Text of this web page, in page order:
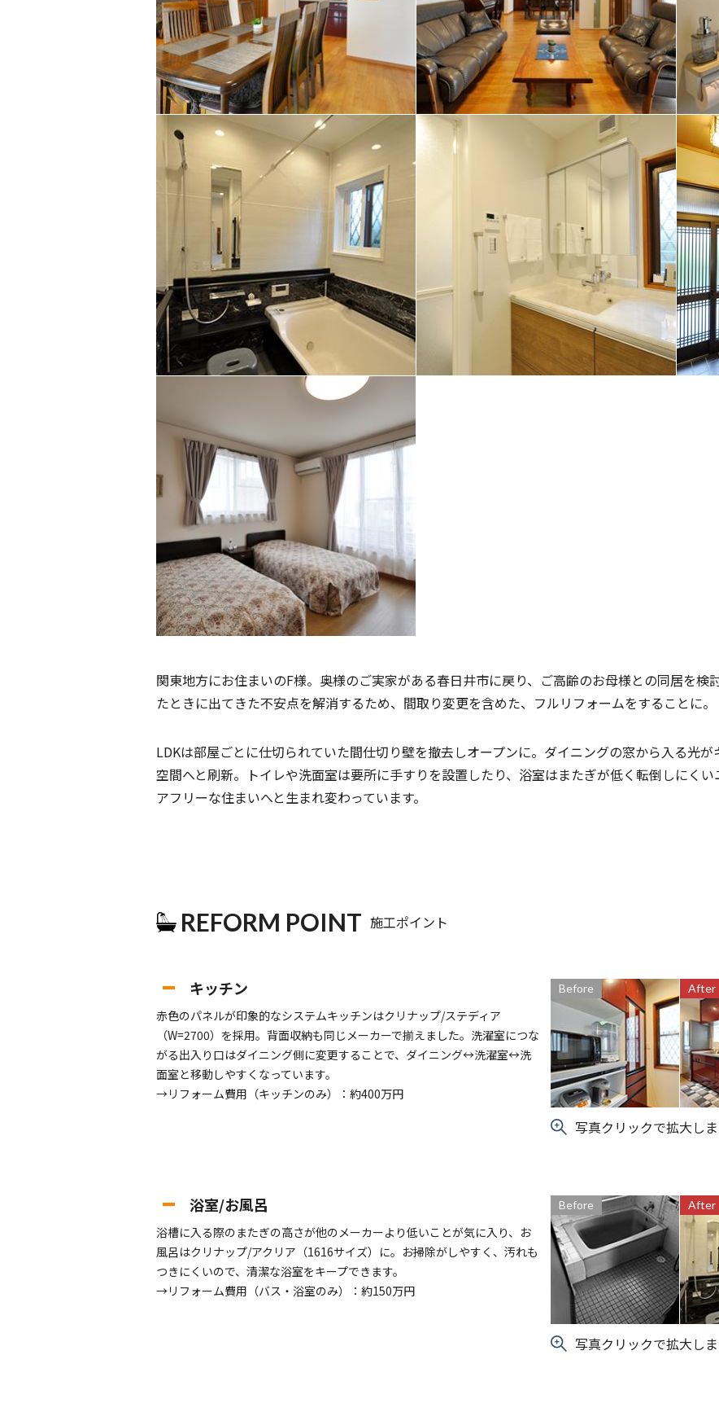
関東地方にお住まいのF様。奥様のご実家がある春日井市に戻り、ご高齢のお母様との同居を検
たときに出てきた不安点を解消するため、間取り変更を含めた、フルリフォームをすることに。
LDKは部屋ごとに仕切られていた間仕切り壁を撤去しオープンに。ダイニングの窓から入る光
空間へと刷新。トイレや洗面室は要所に手すりを設置したり、浴室はまたぎが低く転倒しにく
アフリーな住まいへと生まれ変わっています。
REFORM POINT 施工ポイント
キッチン
赤色のパネルが印象的なシステムキッチンはクリナップ/ステディア
（W=2700）を採用。背面収納も同じメーカーで揃えました。洗濯室につな
がる出入り口はダイニング側に変更することで、ダイニング↔洗濯室↔洗
面室と移動しやすくなっています。
→リフォーム費用（キッチンのみ）：約400万円
Before After
写真クリックで拡大しま
浴室/お風呂
浴槽に入る際のまたぎの高さが他のメーカーより低いことが気に入り、お
風呂はクリナップ/アクリア（1616サイズ）に。お掃除がしやすく、汚れも
つきにくいので、清潔な浴室をキープできます。
→リフォーム費用（バス・浴室のみ）：約150万円
Before After
写真クリックで拡大しま